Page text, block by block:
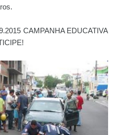
CAMPANHA EDUCATIVA